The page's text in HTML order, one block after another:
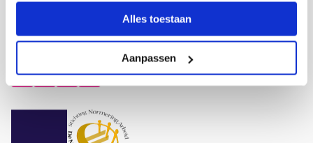
Alles toestaan
Aanpassen
Sociale media
Ga
naar
Facebook
Ga
naar
YouTube
Ga
naar
LinkedIn
Ga
naar
Instagram